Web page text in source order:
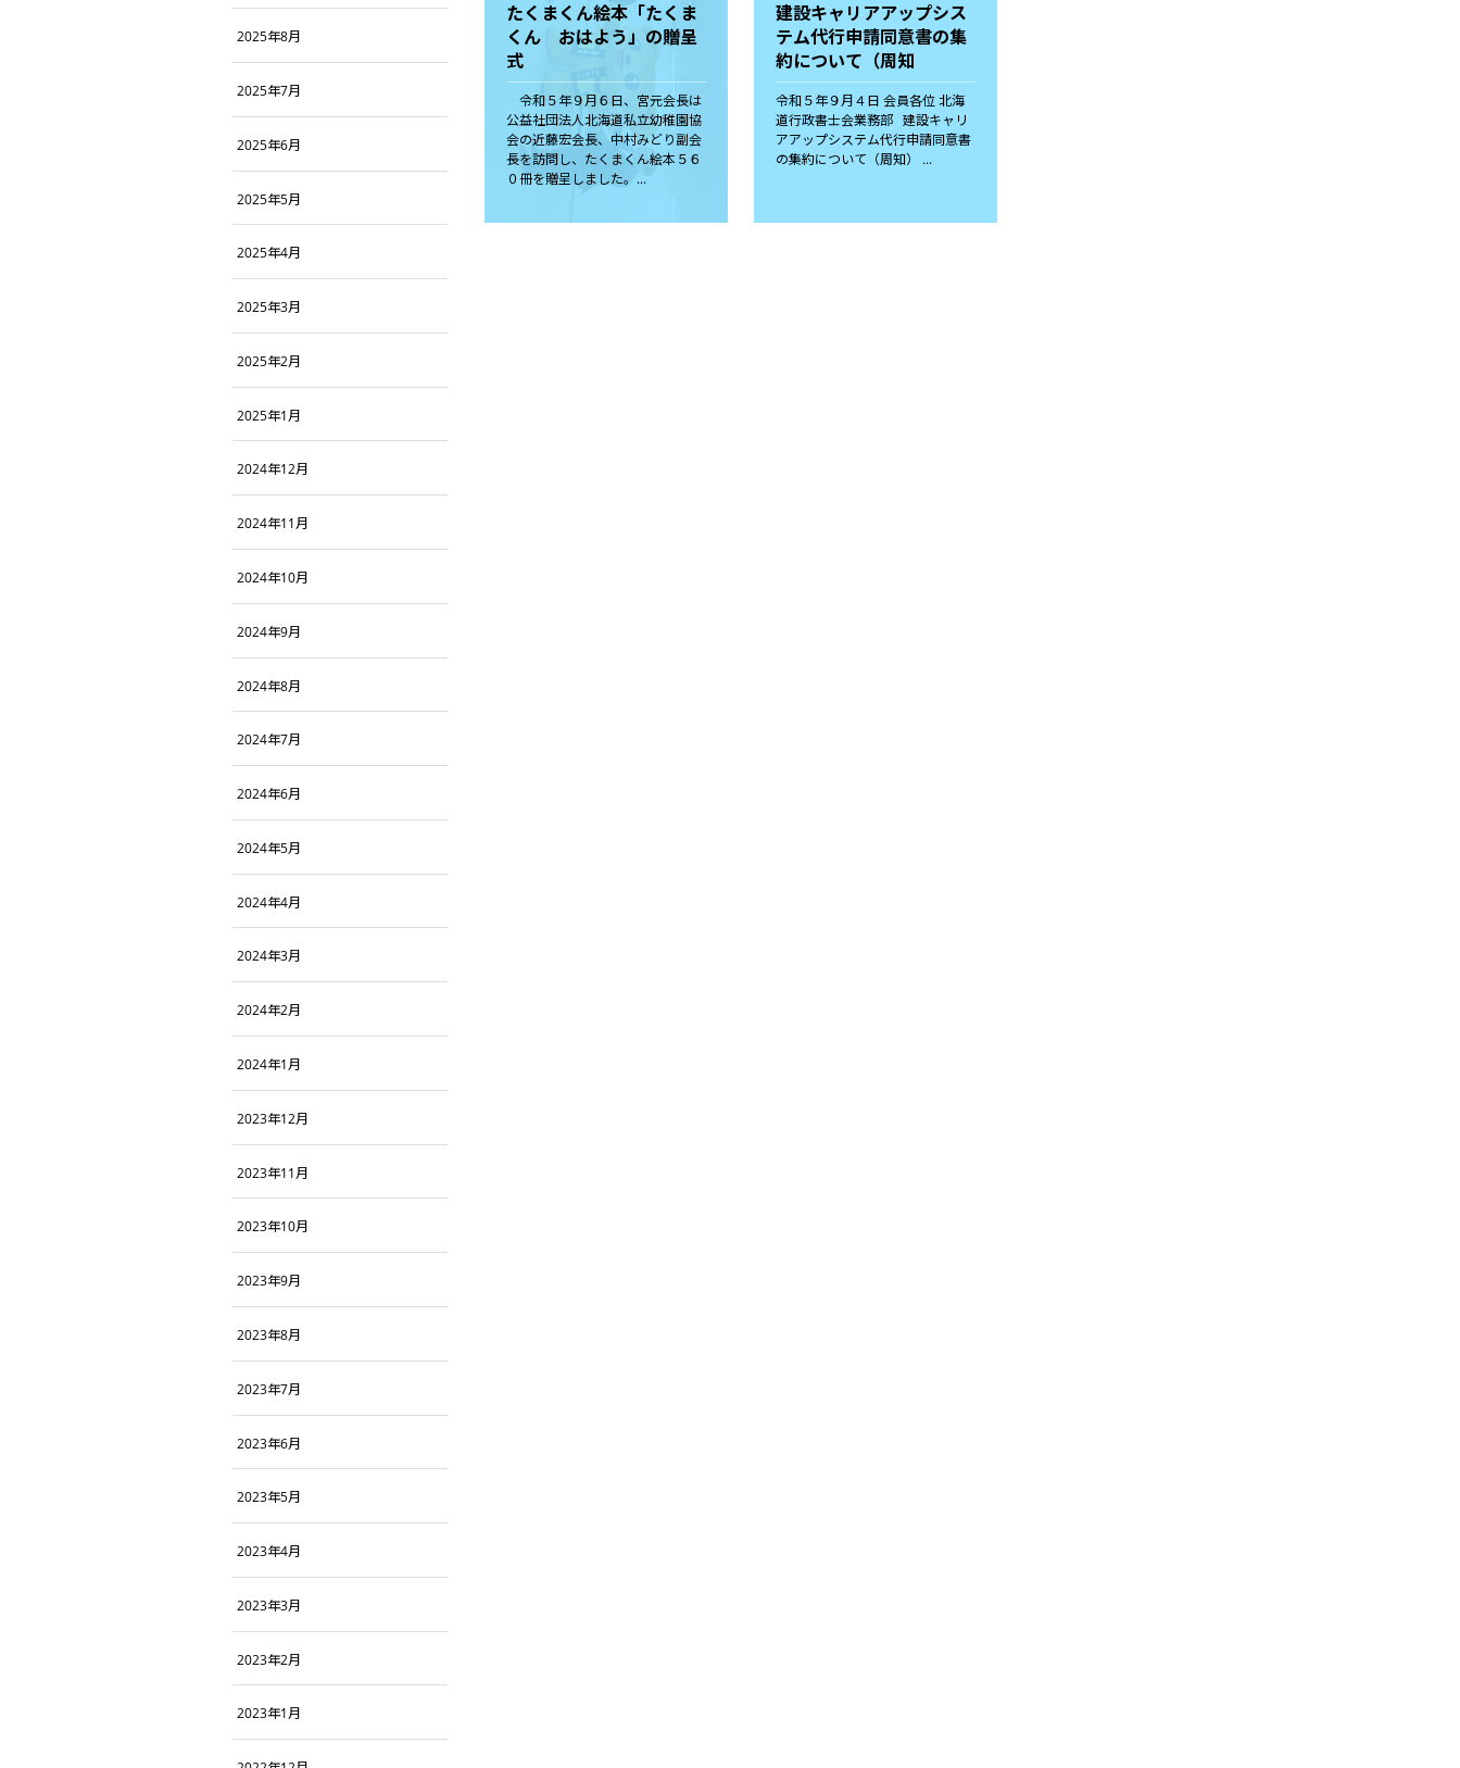
たくまくん絵本「たくま
くん おはよう」の贈呈
式
令和５年９月６日、宮元会長は
公益社団法人北海道私立幼稚園協
会の近藤宏会長、中村みどり副会
長を訪問し、たくまくん絵本５６
０冊を贈呈しました。...
建設キャリアアップシス
テム代行申請同意書の集
約について（周知
令和５年９月４日 会員各位 北海
道行政書士会業務部 建設キャリ
アアップシステム代行申請同意書
の集約について（周知） ...
2025年8月
2025年7月
2025年6月
2025年5月
2025年4月
2025年3月
2025年2月
2025年1月
2024年12月
2024年11月
2024年10月
2024年9月
2024年8月
2024年7月
2024年6月
2024年5月
2024年4月
2024年3月
2024年2月
2024年1月
2023年12月
2023年11月
2023年10月
2023年9月
2023年8月
2023年7月
2023年6月
2023年5月
2023年4月
2023年3月
2023年2月
2023年1月